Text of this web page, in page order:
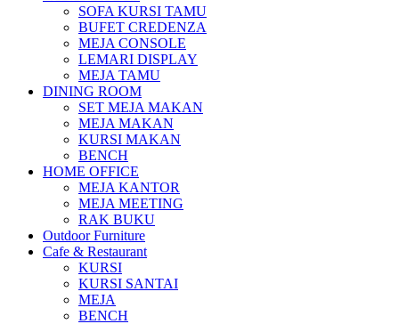
SOFA KURSI TAMU
BUFET CREDENZA
MEJA CONSOLE
LEMARI DISPLAY
MEJA TAMU
DINING ROOM
SET MEJA MAKAN
MEJA MAKAN
KURSI MAKAN
BENCH
HOME OFFICE
MEJA KANTOR
MEJA MEETING
RAK BUKU
Outdoor Furniture
Cafe & Restaurant
KURSI
KURSI SANTAI
MEJA
BENCH